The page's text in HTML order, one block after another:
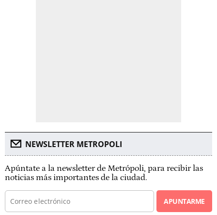
NEWSLETTER METROPOLI
Apúntate a la newsletter de Metrópoli, para recibir las
noticias más importantes de la ciudad.
APUNTARME